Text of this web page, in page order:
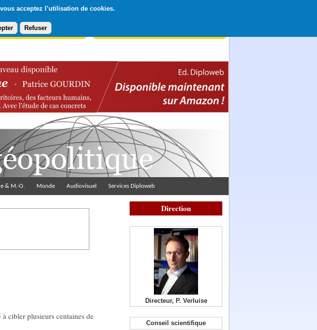
acceptez l’utilisation de cookies.
Refuser
à la Lettre du Diploweb
& M.-O. Monde Audiovisuel Services Diploweb
cibler plusieurs centaines de
Direction
Directeur, P. Verluise
Conseil scientifique